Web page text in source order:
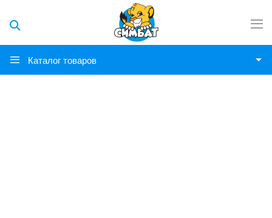
Каталог товаров